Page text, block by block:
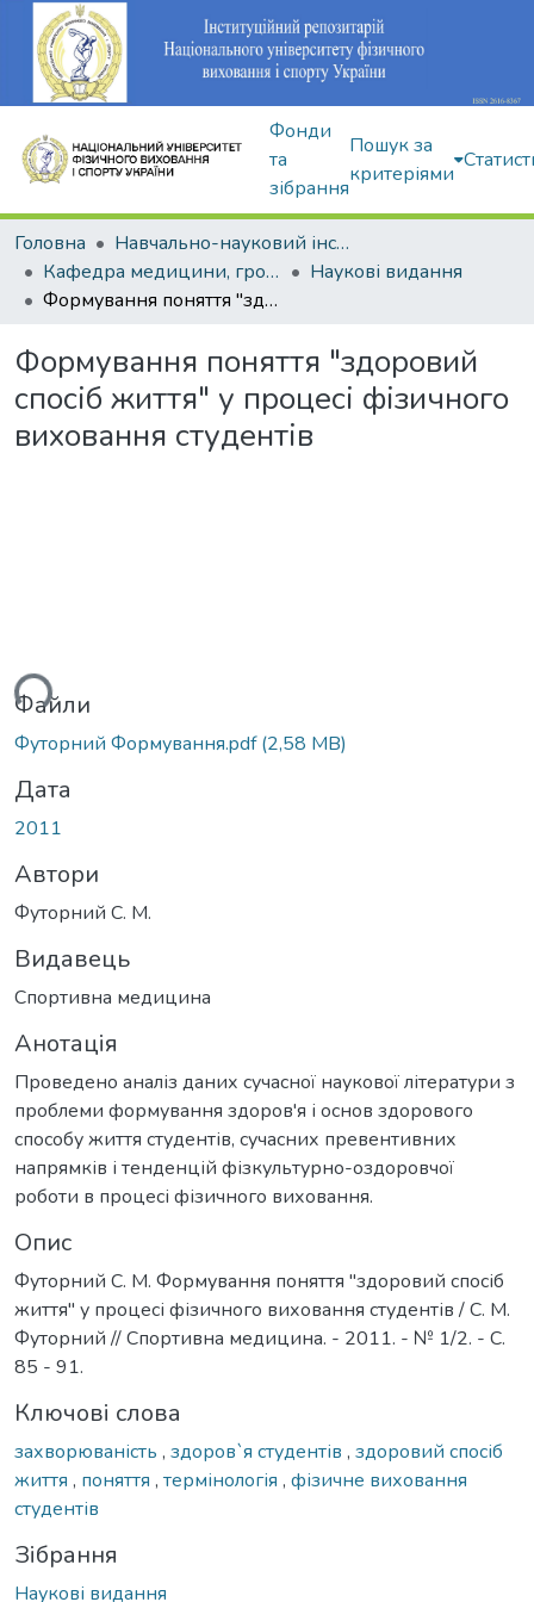
Фонди
та
зібрання
Пошук за
критеріями
Головна
Навчально-науковий інститут здоров'я, реабілітації та фізичного виховання
Кафедра медицини, громадського здоров'я та екології спорту
Наукові видання
Формування поняття "здоровий спосіб життя" у процесі фізичного виховання студентів
Формування поняття "здоровий
спосіб життя" у процесі фізичного
виховання студентів
Файли
Футорний Формування.pdf(2,58 MB)
Дата
2011
Автори
Футорний С. М.
Видавець
Спортивна медицина
Анотація
Проведено аналіз даних сучасної наукової літератури з
проблеми формування здоров'я і основ здорового
способу життя студентів, сучасних превентивних
напрямків і тенденцій фізкультурно-оздоровчої
роботи в процесі фізичного виховання.
Опис
Футорний С. М. Формування поняття "здоровий спосіб
життя" у процесі фізичного виховання студентів / С. М.
Футорний // Спортивна медицина. - 2011. - № 1/2. - С.
85 - 91.
Ключові слова
захворюваність , здоров`я студентів , здоровий спосіб
життя , поняття , термінологія , фізичне виховання
студентів
Зібрання
Наукові видання